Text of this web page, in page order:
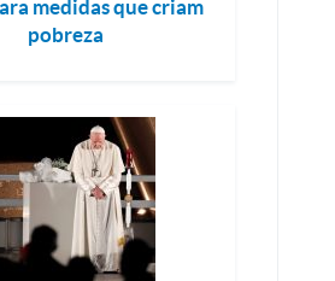
medidas que criam
pobreza